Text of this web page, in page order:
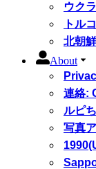
ウク
トルコ
北朝鮮
About
連絡:
ルピ
写真